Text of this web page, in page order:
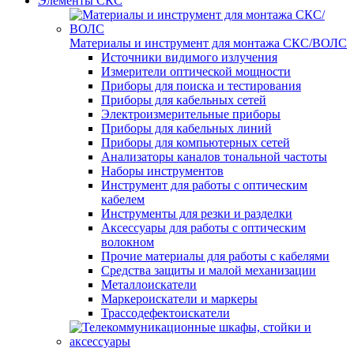
Материалы и инструмент для монтажа СКС/ВОЛС
Источники видимого излучения
Измерители оптической мощности
Приборы для поиска и тестирования
Приборы для кабельных сетей
Электроизмерительные приборы
Приборы для кабельных линий
Приборы для компьютерных сетей
Анализаторы каналов тональной частоты
Наборы инструментов
Инструмент для работы с оптическим
кабелем
Инструменты для резки и разделки
Аксессуары для работы с оптическим
волокном
Прочие материалы для работы с кабелями
Средства защиты и малой механизации
Металлоискатели
Маркероискатели и маркеры
Трассодефектоискатели